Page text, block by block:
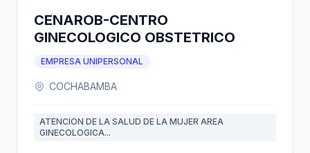
CENAROB-CENTRO
GINECOLOGICO OBSTETRICO
EMPRESA UNIPERSONAL
COCHABAMBA
ATENCION DE LA SALUD DE LA MUJER AREA
GINECOLOGICA...